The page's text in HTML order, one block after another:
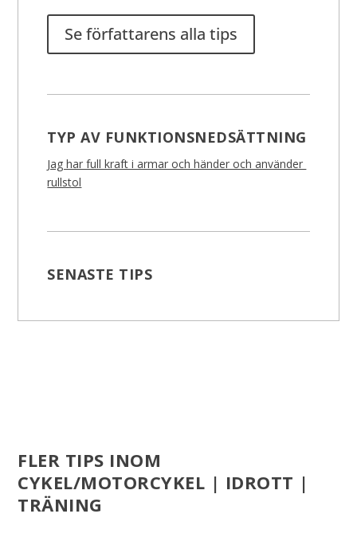
Se författarens alla tips
TYP AV FUNKTIONSNEDSÄTTNING
Jag har full kraft i armar och händer och använder
rullstol
SENASTE TIPS
FLER TIPS INOM
CYKEL/MOTORCYKEL | IDROTT |
TRÄNING